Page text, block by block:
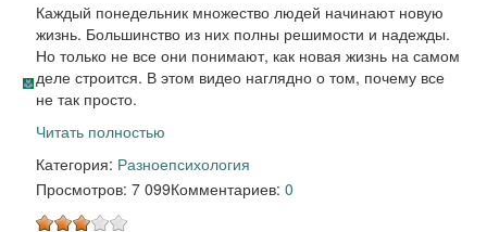
Каждый понедельник множество людей начинают новую
жизнь. Большинство из них полны решимости и надежды.
Но только не все они понимают, как новая жизнь на самом
деле строится. В этом видео наглядно о том, почему все
не так просто.
Читать полностью
Категория: Разноепсихология
Просмотров: 7 099Комментариев: 0